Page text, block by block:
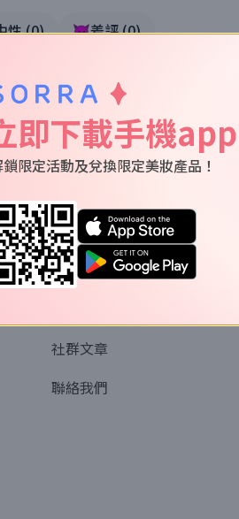
性(0) 👿差評(0)
關於我們
認識SORRA
社群文章
聯絡我們
即下載手機app
限定活動及兌換限定美妝產品！